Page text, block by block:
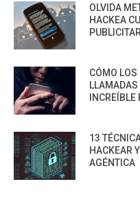
OLVIDA
HACKEA
CÓMO LOS
LLAMADAS
13
HACKEAR
AGÉNTICA